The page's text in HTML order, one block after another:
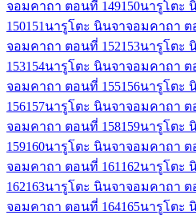
จอมคาถา ตอนที่ 149150นารูโตะ
150151 นารูโตะ นินจาจอมคาถา ต
จอมคาถา ตอนที่ 152153นารูโตะ
153154นารูโตะ นินจาจอมคาถา ต
จอมคาถา ตอนที่ 155156นารูโตะ
156157นารูโตะ นินจาจอมคาถา ต
จอมคาถา ตอนที่ 158159นารูโตะ
159160นารูโตะ นินจาจอมคาถา ต
จอมคาถา ตอนที่ 161 162นารูโตะ
162163นารูโตะ นินจาจอมคาถา ต
จอมคาถา ตอนที่ 164165นารูโตะ